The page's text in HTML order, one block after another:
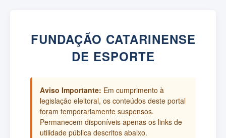
FUNDAÇÃO CATARINENSE
DE ESPORTE
Aviso Importante: Em cumprimento à
legislação eleitoral, os conteúdos deste portal
foram temporariamente suspensos.
Permanecem disponíveis apenas os links de
utilidade pública descritos abaixo.